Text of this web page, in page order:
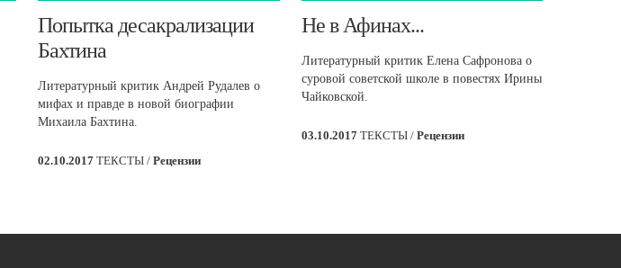
​Попытка десакрализации
Бахтина
Литературный критик Андрей Рудалев о
мифах и правде в новой биографии
Михаила Бахтина.
02.10.2017 ТЕКСТЫ / Рецензии
​Не в Афинах...
Литературный критик Елена Сафронова о
суровой советской школе в повестях Ирины
Чайковской.
03.10.2017 ТЕКСТЫ / Рецензии